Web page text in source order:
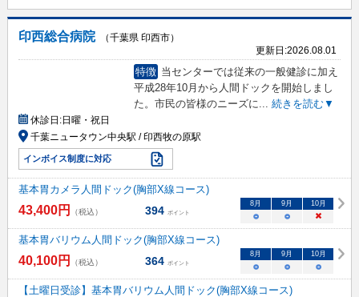
印西総合病院
（千葉県 印西市）
更新日:2026.08.01
特徴 当センターでは従来の一般健診に加え
平成28年10月から人間ドックを開始しまし
た。市民の皆様のニーズに
続きを読む▼
休診日:日曜・祝日
千葉ニュータウン中央駅 / 印西牧の原駅
インボイス制度に対応
基本胃カメラ人間ドック(胸部X線コース)
43,400円 （税込） 394 ポイント
8 月 9 月 10月
○ ○ ×
基本胃バリウム人間ドック(胸部X線コース)
40,100円 （税込） 364 ポイント
8 月 9 月 10月
○ ○ ○
【土曜日受診】基本胃バリウム人間ドック(胸部X線コース)